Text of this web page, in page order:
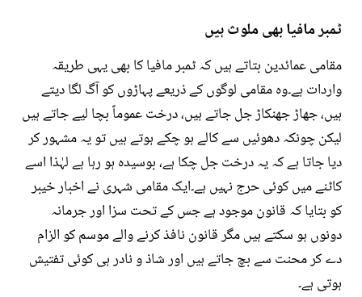
ٹمبر مافیا بھی ملوث ہیں
مقامی عمائدین بتاتے ہیں کہ ٹمبر مافیا کا بھی یہی طریقہ
واردات ہے۔وہ مقامی لوگوں کے ذریعے پہاڑوں کو آگ لگا دیتے
ہیں، جھاڑ جھنکاڑ جل جاتے ہیں، درخت عموماً بچا لیے جاتے ہیں
لیکن چونکہ دھوئیں سے کالے ہو چکے ہوتے ہیں تو یہ مشہور کر
دیا جاتا ہے کہ یہ درخت جل چکا ہے، بوسیدہ ہو رہا ہے لہٰذا اسے
کاٹنے میں کوئی حرج نہیں ہے۔ایک مقامی شہری نے اخبار خیبر
کو بتایا کہ قانون موجود ہے جس کے تحت سزا اور جرمانہ
دونوں ہو سکتے ہیں مگر قانون نافذ کرنے والے موسم کو الزام
دے کر محنت سے بچ جاتے ہیں اور شاذ و نادر ہی کوئی تفتیش
ہوتی ہے۔